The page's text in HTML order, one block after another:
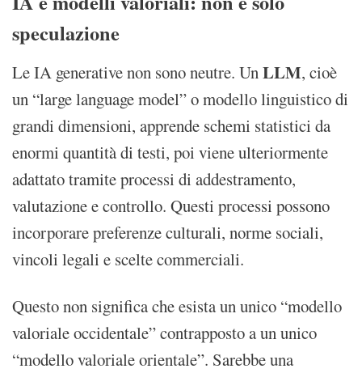
speculazione
Le IA generative non sono neutre. UnLLM, cioè
un “large language model” o modello linguistico di
grandi dimensioni, apprende schemi statistici da
enormi quantità di testi, poi viene ulteriormente
adattato tramite processi di addestramento,
valutazione e controllo. Questi processi possono
incorporare preferenze culturali, norme sociali,
vincoli legali e scelte commerciali.
Questo non significa che esista un unico “modello
valoriale occidentale” contrapposto a un unico
“modello valoriale orientale”. Sarebbe una